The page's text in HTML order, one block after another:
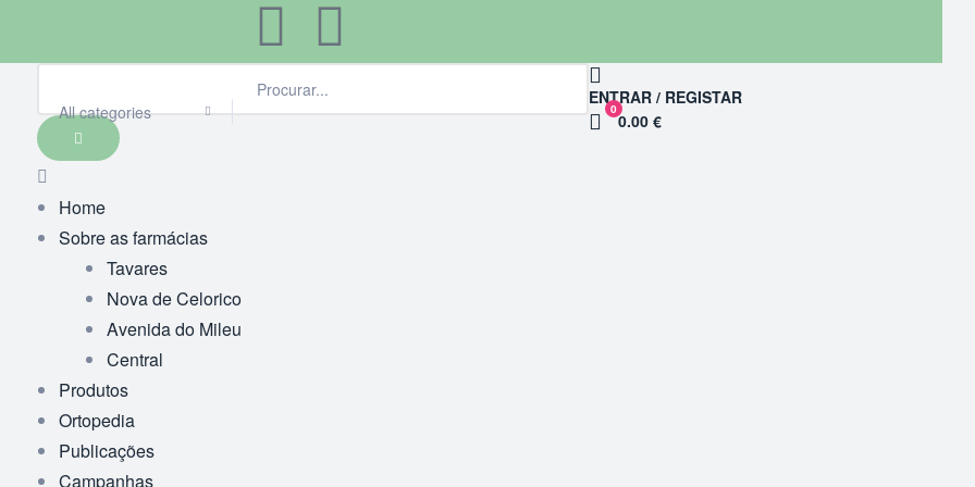
All categories
ENTRAR / REGISTAR
0
0.00 €
Home
Sobre as farmácias
Tavares
Nova de Celorico
Avenida do Mileu
Central
Produtos
Ortopedia
Publicações
Campanhas